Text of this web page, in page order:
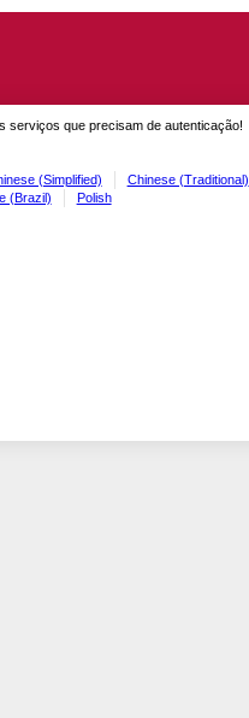
serviços que precisam de autenticação!
(Simplified) Chinese (Traditional)
(Brazil) Polish